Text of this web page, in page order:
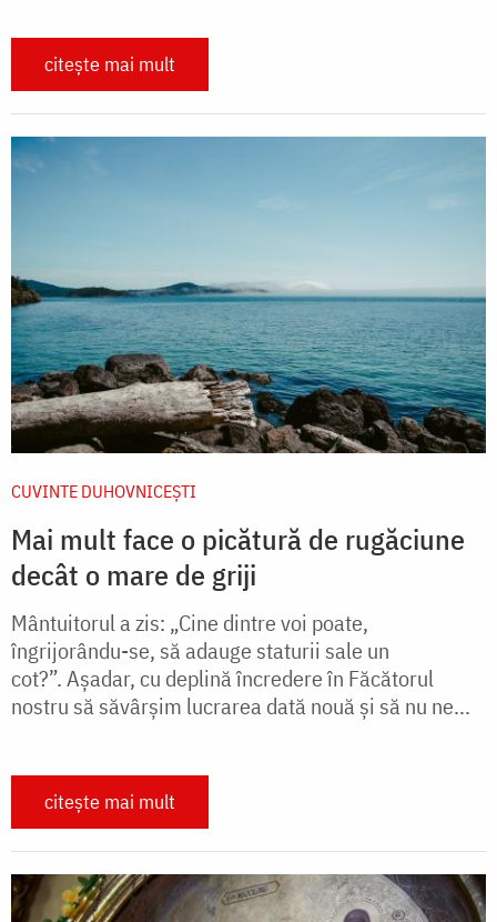
citește mai mult
CUVINTE DUHOVNICEȘTI
Mai mult face o picătură de rugăciune
decât o mare de griji
Mântuitorul a zis: „Cine dintre voi poate,
îngrijorându-se, să adauge staturii sale un
cot?”. Așadar, cu deplină încredere în Făcătorul
nostru să săvârșim lucrarea dată nouă și să nu ne...
citește mai mult